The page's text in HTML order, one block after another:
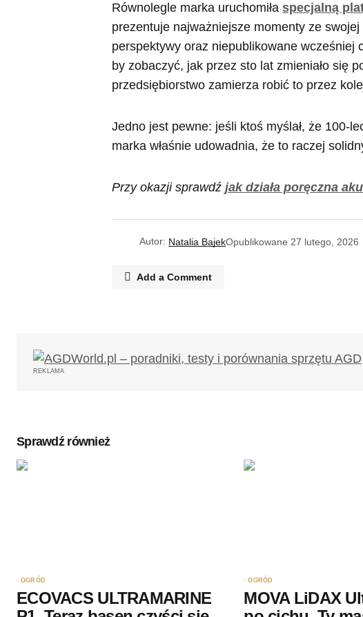
Równolegle marka uruchomiła specjalną
prezentuje najważniejsze momenty ze
perspektywy oraz niepublikowane wcześniej
by zobaczyć, jak przez sto lat zmieniało się
przedsiębiorstwo zamierza robić to przez
Jedno jest pewne: jeśli ktoś myślał, że 100-
marka właśnie udowadnia, że to raczej
Przy okazji sprawdź jak działa poręczna
Autor: Natalia BajekOpublikowane 27 lutego, 2026
Add a Comment
REKLAMA
Sprawdź również
OGRÓD
ECOVACS ULTRAMARINE
OGRÓD
MOVA LiDAX